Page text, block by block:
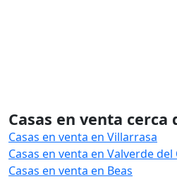
Casas en venta cerca
Casas en venta en Villarrasa
Casas en venta en Valverde del
Casas en venta en Beas